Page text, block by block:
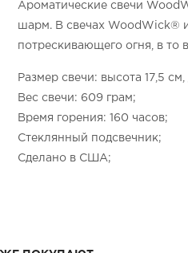
Ароматические свечи
шарм. В свечах WoodWick®
потрескивающего огня, в то
Размер свечи: высота 17,5
Вес свечи: 609 грам;
Время горения: 160 часов;
Стеклянный подсвечник;
Сделано в США;